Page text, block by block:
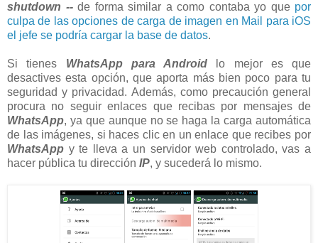
shutdown -- de forma similar a como contaba yo que por
culpa de las opciones de carga de imagen en Mail para iOS
el jefe se podría cargar la base de datos.
Si tienes WhatsApp para Android lo mejor es que
desactives esta opción, que aporta más bien poco para tu
seguridad y privacidad. Además, como precaución general
procura no seguir enlaces que recibas por mensajes de
WhatsApp, ya que aunque no se haga la carga automática
de las imágenes, si haces clic en un enlace que recibes por
WhatsApp y te lleva a un servidor web controlado, vas a
hacer pública tu dirección IP, y sucederá lo mismo.